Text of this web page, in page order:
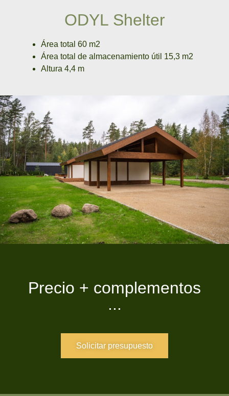
ODYL Shelter
Área total 60 m2
Área total de almacenamiento útil 15,3 m2
Altura 4,4 m
Precio + complementos
...
Solicitar presupuesto